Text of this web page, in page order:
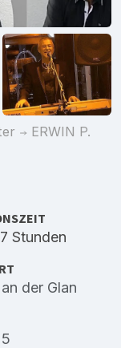
ERWIN P.
Stunden
der Glan